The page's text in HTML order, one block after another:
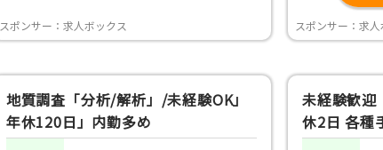
スポンサー：求人ボックス スポンサー：求人
地質調査「分析/解析」/未経験OK」
年休120日」内勤多め
未経験歓迎
休2日 各種